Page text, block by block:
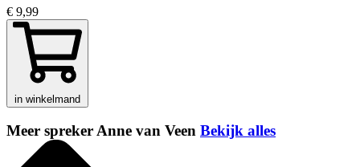
€ 9,99
in winkelmand
Meer spreker Anne van Veen Bekijk alles